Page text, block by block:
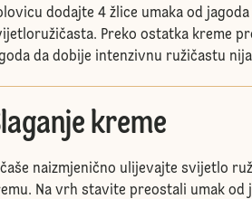
dodajte 4 žlice umaka od
Preko ostatka kreme
da dobije intenzivnu ružičastu
kreme
čaše naizmjenično ulijevajte svijetlo
Na vrh stavite preostali umak od